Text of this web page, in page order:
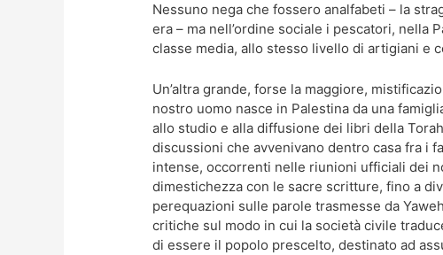
Nessuno nega che fossero analfabeti – la
era – ma nell’ordine sociale i pescatori, nella
classe media, allo stesso livello di artigiani e
Un’altra grande, forse la maggiore,
nostro uomo nasce in Palestina da una
allo studio e alla diffusione dei libri della
discussioni che avvenivano dentro casa fra i
intense, occorrenti nelle riunioni ufficiali dei
dimestichezza con le sacre scritture, fino a
perequazioni sulle parole trasmesse da
critiche sul modo in cui la società civile
di essere il popolo prescelto, destinato ad